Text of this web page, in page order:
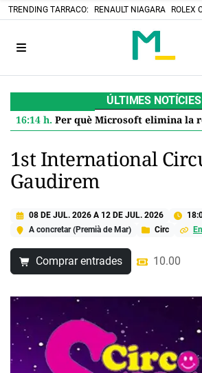
TRENDING TARRACO: RENAULT NIAGARA ROLEX
ÚLTIMES NOTÍCIES
16:14 h. Per què Microsoft elimina la recomanació de 32 GB de RAM
1st International
Gaudirem
08 DE JUL. 2026A 12 DE JUL. 2026
A concretar (Premià de Mar)
Circ
Comprar entrades 10.00